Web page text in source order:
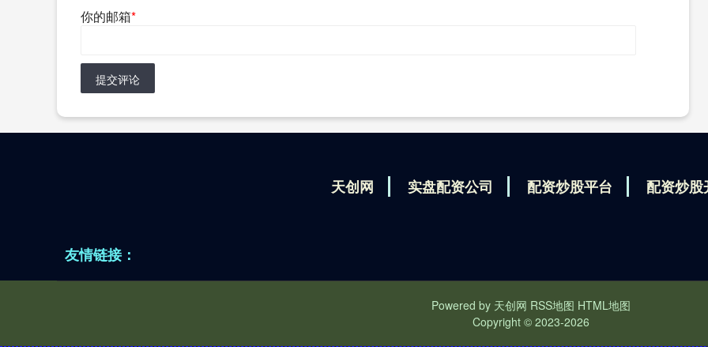
你的邮箱*
提交评论
天创网 实盘配资公司 配资炒股平台 配资炒股
友情链接：
Powered by 天创网 RSS地图 HTML地图
Copyright © 2023-2026